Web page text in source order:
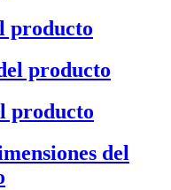
producto
producto
producto
del